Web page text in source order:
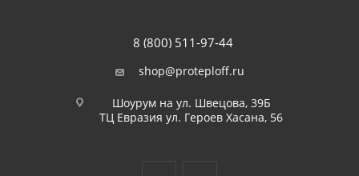
8 (800) 511-97-44
shop@proteploff.ru
Шоурум на ул. Швецова, 39Б
ТЦ Евразия ул. Героев Хасана, 56